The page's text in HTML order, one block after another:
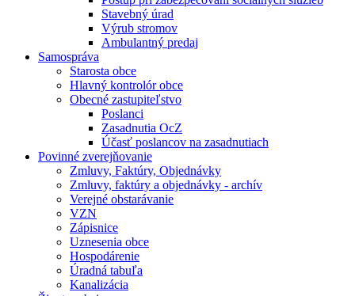
Stavebný úrad
Výrub stromov
Ambulantný predaj
Samospráva
Starosta obce
Hlavný kontrolór obce
Obecné zastupiteľstvo
Poslanci
Zasadnutia OcZ
Účasť poslancov na zasadnutiach
Povinné zverejňovanie
Zmluvy, Faktúry, Objednávky
Zmluvy, faktúry a objednávky - archív
Verejné obstarávanie
VZN
Zápisnice
Uznesenia obce
Hospodárenie
Úradná tabuľa
Kanalizácia